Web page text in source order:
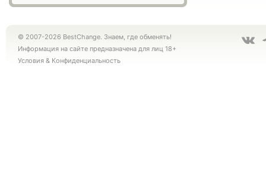
© 2007-2026 BestChange. Знаем, где обменять!
Информация на сайте предназначена для лиц 18+
Условия & Конфиденциальность